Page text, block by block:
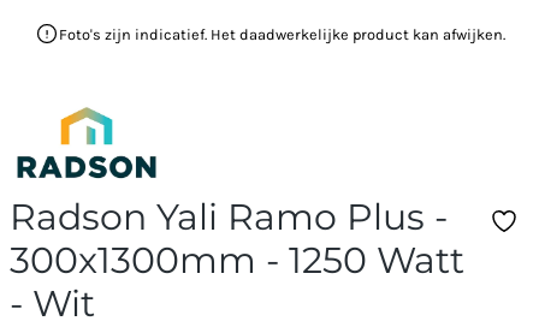
Foto's zijn indicatief. Het daadwerkelijke product kan afwijken.
Radson Yali Ramo Plus -
300x1300mm - 1250 Watt
- Wit